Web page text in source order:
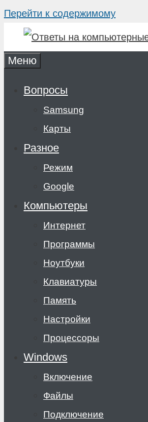
Перейти к содержимому
Меню
Вопросы
Samsung
Карты
Разное
Режим
Google
Компьютеры
Интернет
Программы
Ноутбуки
Клавиатуры
Память
Настройки
Процессоры
Windows
Включение
Файлы
Подключение